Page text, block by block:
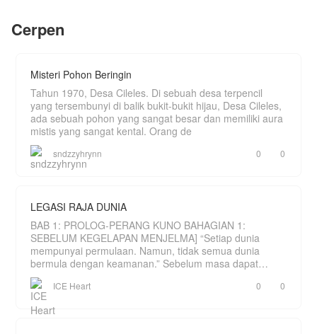
Cerpen
Misteri Pohon Beringin
Tahun 1970, Desa Cileles. Di sebuah desa terpencil
yang tersembunyi di balik bukit-bukit hijau, Desa Cileles,
ada sebuah pohon yang sangat besar dan memiliki aura
mistis yang sangat kental. Orang de
sndzzyhrynn 0 0
LEGASI RAJA DUNIA
BAB 1: PROLOG-PERANG KUNO BAHAGIAN 1:
SEBELUM KEGELAPAN MENJELMA] “Setiap dunia
mempunyai permulaan. Namun, tidak semua dunia
bermula dengan keamanan.” Sebelum masa dapat
dihitung, hanya wujud sebu
ICE Heart 0 0